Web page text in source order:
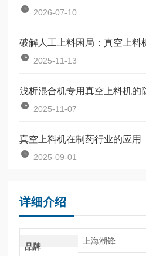
2026-07-10
2025-11-13
浅析混合机专用真空上料机的
2025-11-07
真空上料机在制药行业的应用
2025-09-01
详细介绍
品牌
上海潮锋